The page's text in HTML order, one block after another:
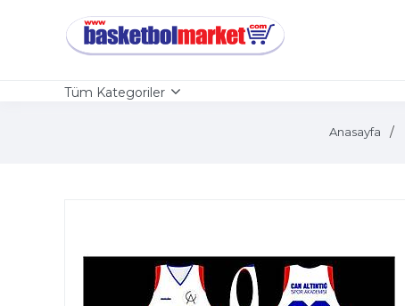
Tüm Kategoriler
Anasayfa